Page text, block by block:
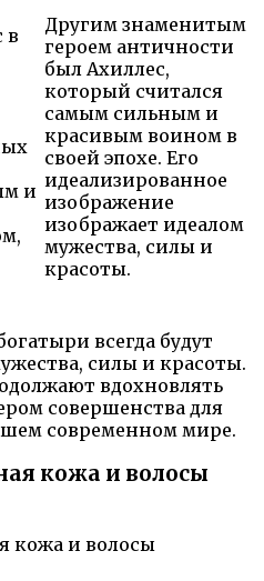
в
и
Другим знаменитым
героем античности
был Ахиллес,
который считался
самым сильным и
красивым воином в
своей эпохе. Его
идеализированное
изображение
изображает идеалом
мужества, силы и
красоты.
всегда будут
силы и красоты.
вдохновлять
совершенства для
современном мире.
кожа и волосы